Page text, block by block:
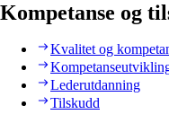
Kompetanse og
Kvalitet og
Lederutdanning
Tilskudd